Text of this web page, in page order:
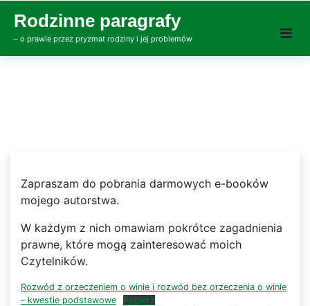
content
Rodzinne paragrafy
– o prawie przez pryzmat rodziny i jej problemów
Zapraszam do pobrania darmowych e-booków
mojego autorstwa.
W każdym z nich omawiam pokrótce zagadnienia
prawne, które mogą zainteresować moich
Czytelników.
Rozwód z orzeczeniem o winie i rozwód bez orzeczenia o winie
– kwestie podstawowe
Pobierz